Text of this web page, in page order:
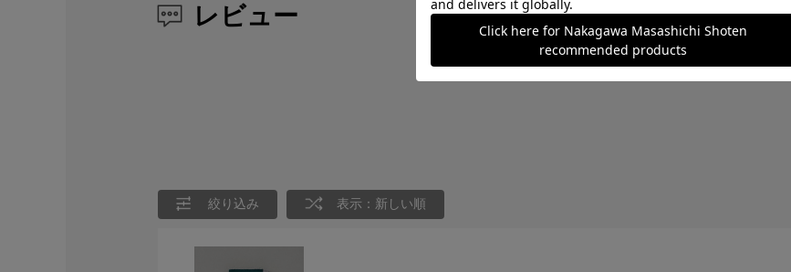
レビュー 5.0
レビュー件数：5件
絞り込み 表示：新しい順